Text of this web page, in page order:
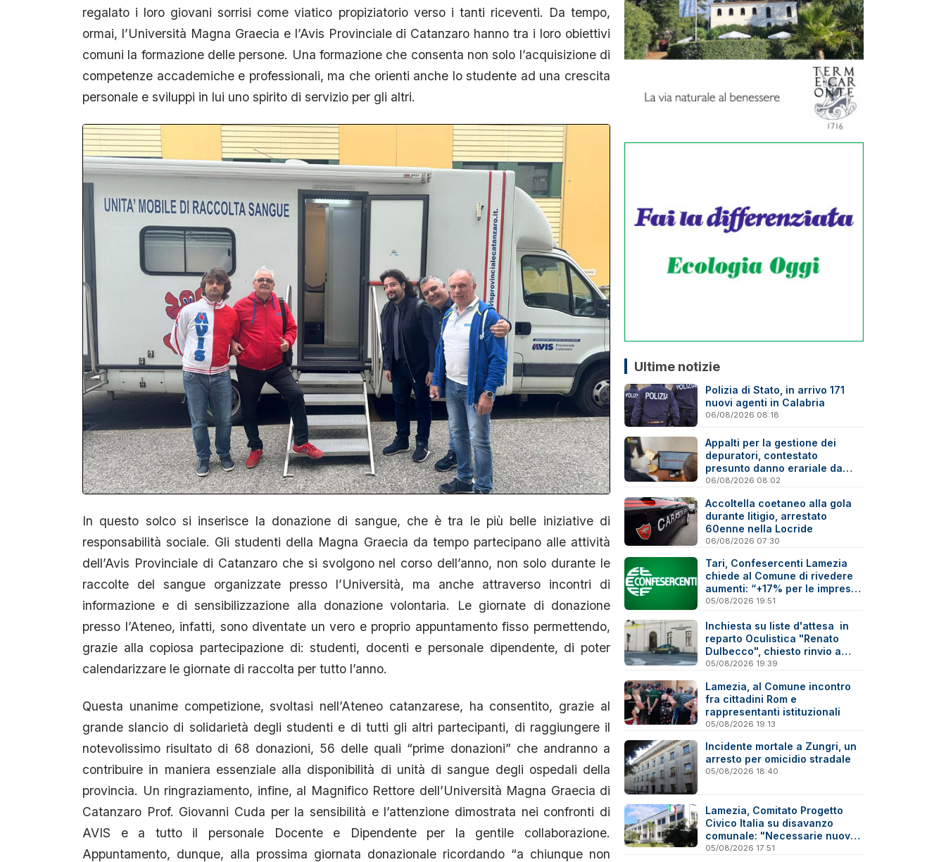
regalato i loro giovani sorrisi come viatico propiziatorio verso i tanti riceventi. Da tempo,
ormai, l’Università Magna Graecia e l’Avis Provinciale di Catanzaro hanno tra i loro obiettivi
comuni la formazione delle persone. Una formazione che consenta non solo l’acquisizione di
competenze accademiche e professionali, ma che orienti anche lo studente ad una crescita
personale e sviluppi in lui uno spirito di servizio per gli altri.
In questo solco si inserisce la donazione di sangue, che è tra le più belle iniziative di
responsabilità sociale. Gli studenti della Magna Graecia da tempo partecipano alle attività
dell’Avis Provinciale di Catanzaro che si svolgono nel corso dell’anno, non solo durante le
raccolte del sangue organizzate presso l’Università, ma anche attraverso incontri di
informazione e di sensibilizzazione alla donazione volontaria. Le giornate di donazione
presso l’Ateneo, infatti, sono diventate un vero e proprio appuntamento fisso permettendo,
grazie alla copiosa partecipazione di: studenti, docenti e personale dipendente, di poter
calendarizzare le giornate di raccolta per tutto l’anno.
Questa unanime competizione, svoltasi nell’Ateneo catanzarese, ha consentito, grazie al
grande slancio di solidarietà degli studenti e di tutti gli altri partecipanti, di raggiungere il
notevolissimo risultato di 68 donazioni, 56 delle quali “prime donazioni” che andranno a
contribuire in maniera essenziale alla disponibilità di unità di sangue degli ospedali della
provincia. Un ringraziamento, infine, al Magnifico Rettore dell’Università Magna Graecia di
Catanzaro Prof. Giovanni Cuda per la sensibilità e l’attenzione dimostrata nei confronti di
AVIS e a tutto il personale Docente e Dipendente per la gentile collaborazione.
Appuntamento, dunque, alla prossima giornata donazionale ricordando “a chiunque non
Ultime notizie
Polizia di Stato, in arrivo 171
nuovi agenti in Calabria
06/08/2026 08:18
Appalti per la gestione dei
depuratori, contestato
presunto danno erariale da
600mila euro
06/08/2026 08:02
Accoltella coetaneo alla gola
durante litigio, arrestato
60enne nella Locride
06/08/2026 07:30
Tari, Confesercenti Lamezia
chiede al Comune di rivedere
aumenti: “+17% per le imprese
è troppo”
05/08/2026 19:51
Inchiesta su liste d'attesa in
reparto Oculistica "Renato
Dulbecco", chiesto rinvio a
giudizio per 10 indagati
05/08/2026 19:39
Lamezia, al Comune incontro
fra cittadini Rom e
rappresentanti istituzionali
05/08/2026 19:13
Incidente mortale a Zungri, un
arresto per omicidio stradale
05/08/2026 18:40
Lamezia, Comitato Progetto
Civico Italia su disavanzo
comunale: "Necessarie nuove
verifiche"
05/08/2026 17:51